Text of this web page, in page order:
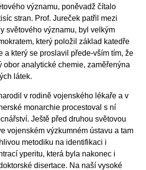
významu, poněvadž čítalo
stran. Prof. Jureček patřil mezi
světového významu, byl velkým
který položil základ katedře
a který se proslavil přede-vším tím, že
obor analytické chemie, zaměřenýna
látek.
v rodině vojenského lékaře a v
monarchie procestoval s ní
Ještě před druhou světovou
vojenském výzkumném ústavu a tam
metodiku na identifikaci i
yperitu, která byla nakonec i
disertace. Na naší vysoké